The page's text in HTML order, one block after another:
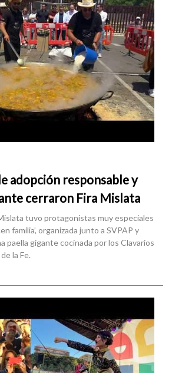
adopción responsable y
cerraron Fira Mislata
tuvo protagonistas muy especiales
familia’, organizada junto a SVPAP y
paella gigante cocinada por los Clavarios
la Fe.